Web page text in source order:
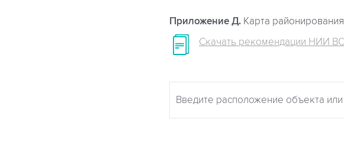
Приложение Д. Карта
Скачать рекомендации НИИ